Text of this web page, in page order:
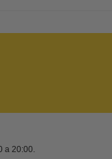
a 20:00.